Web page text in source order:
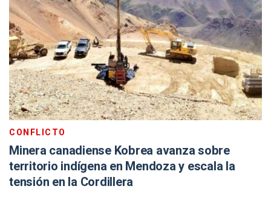
CONFLICTO
Minera canadiense Kobrea avanza sobre
territorio indígena en Mendoza y escala la
tensión en la Cordillera